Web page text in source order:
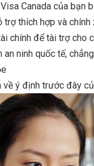
Canada của bạn
trợ thích hợp và chính
chính để tài trợ cho
ninh quốc tế,
về ý định trước đây